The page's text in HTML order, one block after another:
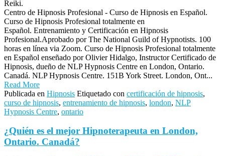
Centro de Hipnosis Profesional - Curso de Hipnosis en Español.
Curso de Hipnosis Profesional totalmente en
Español. Entrenamiento y Certificación en Hipnosis
Profesional.Aprobado por The National Guild of Hypnotists. 100
horas en línea via Zoom. Curso de Hipnosis Profesional totalmente
en Español enseñado por Olivier Hidalgo, Instructor Certificado de
Hipnosis, dueño de NLP Hypnosis Centre en London, Ontario.
Canadá. NLP Hypnosis Centre. 151B York Street. London, Ont...
Read More
Publicada en Hipnosis Etiquetado con certificación de hipnosis,
curso de hipnosis, entrenamiento de hipnosis, london, NLP
Hypnosis Centre, ontario
¿Quién es el mejor Hipnoterapeuta en London,
Ontario. Canadá?